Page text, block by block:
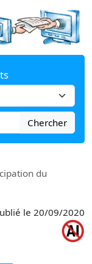
Chercher
du
le 20/09/2020